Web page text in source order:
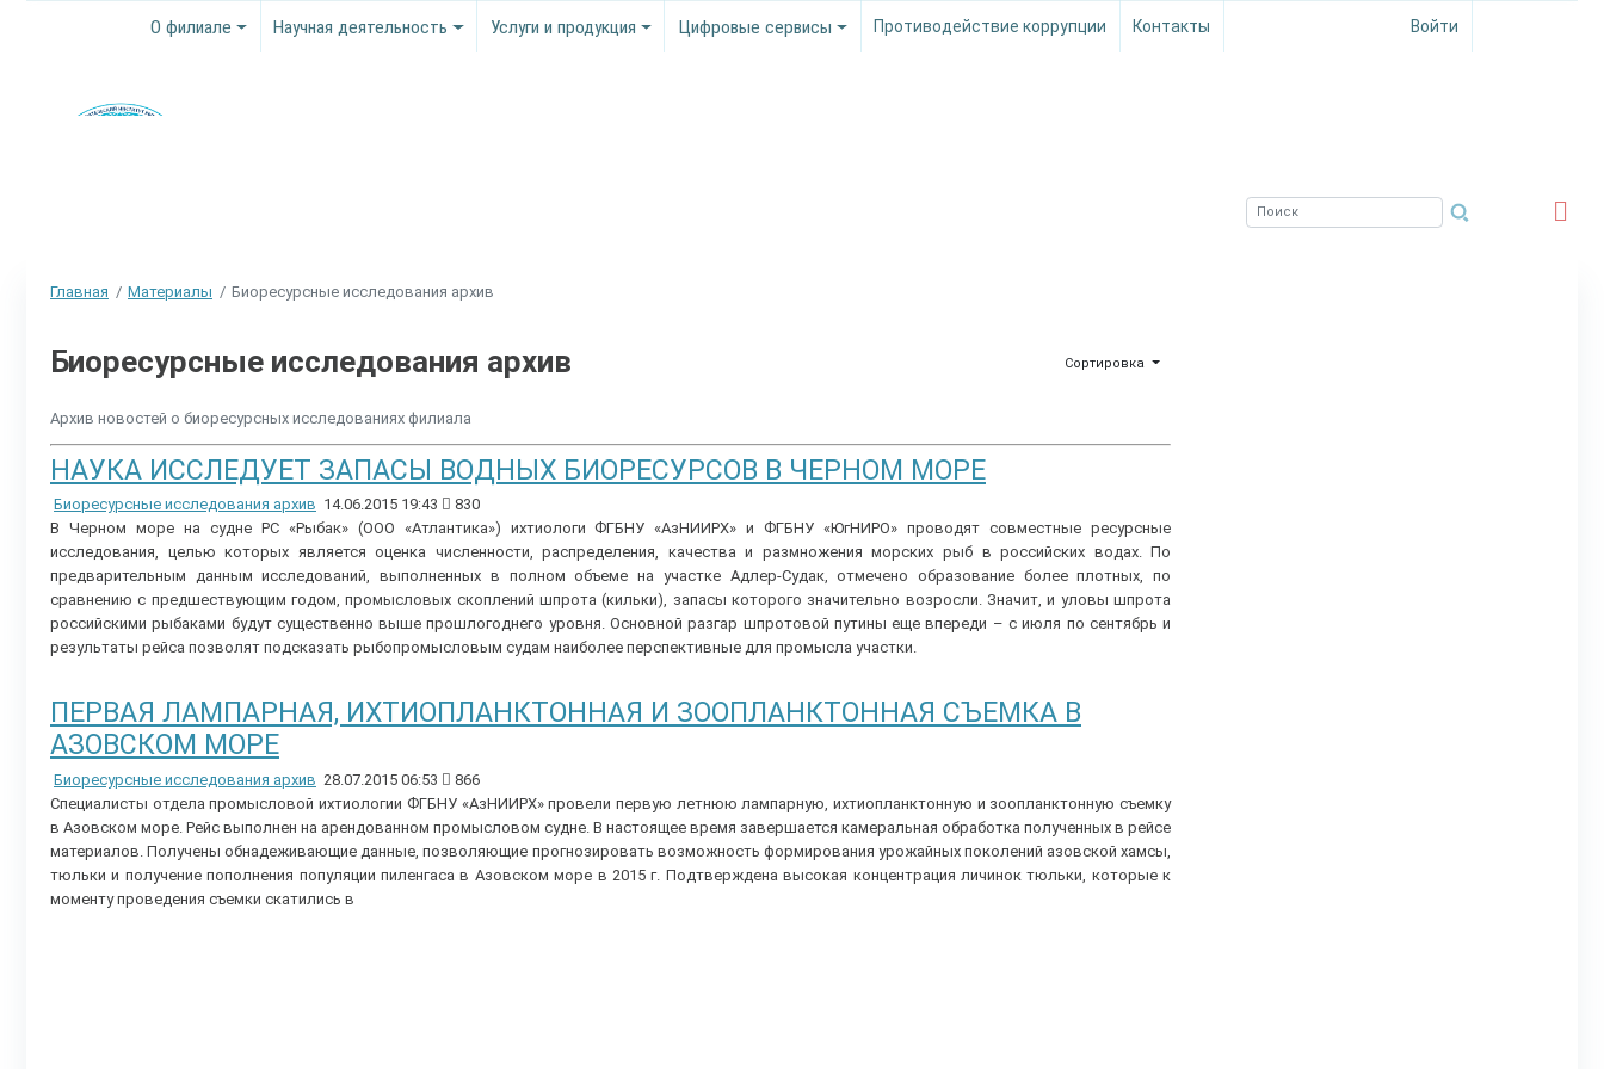
О филиале Научная деятельность Услуги и продукция Цифровые сервисы Противодействие коррупции Контакты Войти
Главная Материалы Биоресурсные исследования архив
Биоресурсные исследования архив Сортировка
Архив новостей о биоресурсных исследованиях филиала
НАУКА ИССЛЕДУЕТ ЗАПАСЫ ВОДНЫХ БИОРЕСУРСОВ В ЧЕРНОМ МОРЕ
Биоресурсные исследования архив 14.06.2015 19:43
830
В Черном море на судне РС «Рыбак» (ООО «Атлантика») ихтиологи ФГБНУ «АзНИИРХ» и ФГБНУ «ЮгНИРО» проводят совместные ресурсные
исследования, целью которых является оценка численности, распределения, качества и размножения морских рыб в российских водах. По
предварительным данным исследований, выполненных в полном объеме на участке Адлер-Судак, отмечено образование более плотных, по
сравнению с предшествующим годом, промысловых скоплений шпрота (кильки), запасы которого значительно возросли. Значит, и уловы шпрота
российскими рыбаками будут существенно выше прошлогоднего уровня. Основной разгар шпротовой путины еще впереди – с июля по сентябрь и
результаты рейса позволят подсказать рыбопромысловым судам наиболее перспективные для промысла участки.
ПЕРВАЯ ЛАМПАРНАЯ, ИХТИОПЛАНКТОННАЯ И ЗООПЛАНКТОННАЯ СЪЕМКА В
АЗОВСКОМ МОРЕ
Биоресурсные исследования архив 28.07.2015 06:53
866
Специалисты отдела промысловой ихтиологии ФГБНУ «АзНИИРХ» провели первую летнюю лампарную, ихтиопланктонную и зоопланктонную съемку
в Азовском море. Рейс выполнен на арендованном промысловом судне. В настоящее время завершается камеральная обработка полученных в рейсе
материалов. Получены обнадеживающие данные, позволяющие прогнозировать возможность формирования урожайных поколений азовской хамсы,
тюльки и получение пополнения популяции пиленгаса в Азовском море в 2015 г. Подтверждена высокая концентрация личинок тюльки, которые к
моменту проведения съемки скатились в